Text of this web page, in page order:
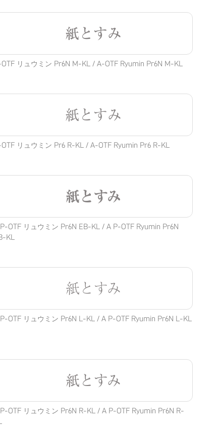
紙とすみ
リュウミン Pr6N M-KL / A-OTF Ryumin Pr6N M-KL
紙とすみ
リュウミン Pr6 R-KL / A-OTF Ryumin Pr6 R-KL
紙とすみ
OTF リュウミン Pr6N EB-KL / A P-OTF Ryumin Pr6N
KL
紙とすみ
OTF リュウミン Pr6N L-KL / A P-OTF Ryumin Pr6N L-KL
紙とすみ
OTF リュウミン Pr6N R-KL / A P-OTF Ryumin Pr6N R-